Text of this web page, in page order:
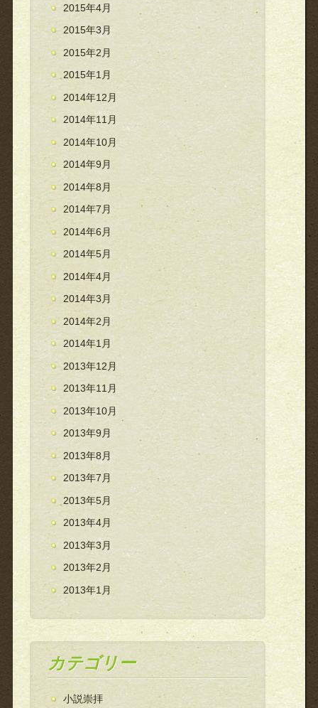
2015年4月
2015年3月
2015年2月
2015年1月
2014年12月
2014年11月
2014年10月
2014年9月
2014年8月
2014年7月
2014年6月
2014年5月
2014年4月
2014年3月
2014年2月
2014年1月
2013年12月
2013年11月
2013年10月
2013年9月
2013年8月
2013年7月
2013年5月
2013年4月
2013年3月
2013年2月
2013年1月
カテゴリー
小説崇拝